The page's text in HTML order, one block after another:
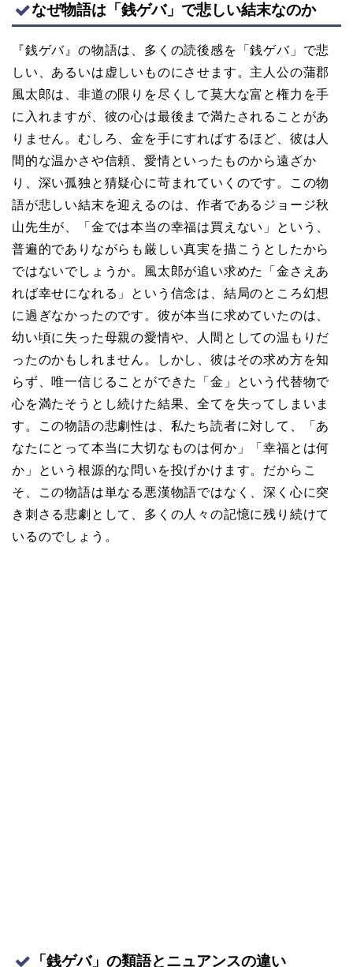
なぜ物語は「銭ゲバ」で悲しい結末なのか
『銭ゲバ』の物語は、多くの読後感を「銭ゲバ」で悲
しい、あるいは虚しいものにさせます。主人公の蒲郡
風太郎は、非道の限りを尽くして莫大な富と権力を手
に入れますが、彼の心は最後まで満たされることがあ
りません。むしろ、金を手にすればするほど、彼は人
間的な温かさや信頼、愛情といったものから遠ざか
り、深い孤独と猜疑心に苛まれていくのです。この物
語が悲しい結末を迎えるのは、作者であるジョージ秋
山先生が、「金では本当の幸福は買えない」という、
普遍的でありながらも厳しい真実を描こうとしたから
ではないでしょうか。風太郎が追い求めた「金さえあ
れば幸せになれる」という信念は、結局のところ幻想
に過ぎなかったのです。彼が本当に求めていたのは、
幼い頃に失った母親の愛情や、人間としての温もりだ
ったのかもしれません。しかし、彼はその求め方を知
らず、唯一信じることができた「金」という代替物で
心を満たそうとし続けた結果、全てを失ってしまいま
す。この物語の悲劇性は、私たち読者に対して、「あ
なたにとって本当に大切なものは何か」「幸福とは何
か」という根源的な問いを投げかけます。だからこ
そ、この物語は単なる悪漢物語ではなく、深く心に突
き刺さる悲劇として、多くの人々の記憶に残り続けて
いるのでしょう。
「銭ゲバ」の類語とニュアンスの違い